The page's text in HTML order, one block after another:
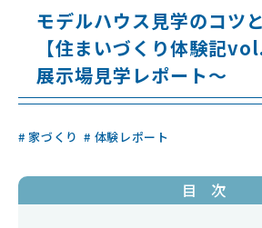
モデルハウス見学のコツ
【住まいづくり体験記
展示場見学レポート～
# 家づくり # 体験レポート
目 次